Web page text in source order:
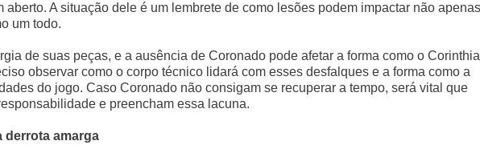
aberto. A situação dele é um lembrete de como lesões podem impactar não apenas
um todo.
de suas peças, e a ausência de Coronado pode afetar a forma como o
observar como o corpo técnico lidará com esses desfalques e a forma como a
do jogo. Caso Coronado não consigam se recuperar a tempo, será vital que
e preencham essa lacuna.
derrota amarga